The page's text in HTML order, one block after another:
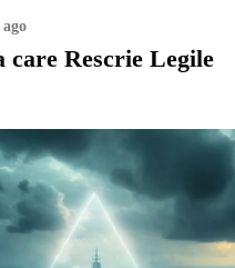
care Rescrie Legile